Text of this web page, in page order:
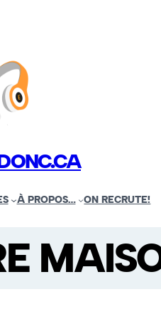
À PROPOS… ON RECRUTE!